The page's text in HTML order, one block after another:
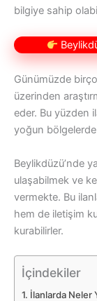
bilgiye sahip
Günümüzde
üzerinden
eder. Bu yüzden
yoğun
Beylikdüzü’nde
ulaşabilmek ve
vermekte. Bu
hem de iletişim
kurabilirler.
İçindekiler
İlanlarda Neler